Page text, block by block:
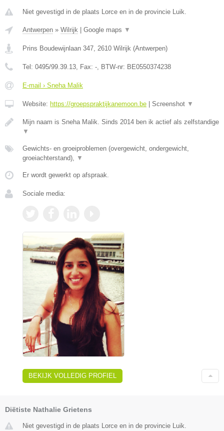
Niet gevestigd in de plaats Lorce en in de provincie Luik.
Antwerpen » Wilrijk Google maps ▼
Prins Boudewijnlaan 347, 2610 Wilrijk (Antwerpen)
Tel: 0495/99.39.13, Fax: -, BTW-nr: BE0550374238
E-mail › Sneha Malik
Website: https://groepspraktijkanemoon.be Screenshot ▼
Mijn naam is Sneha Malik. Sinds 2014 ben ik actief als zelfstandige
▼
Gewichts- en groeiproblemen (overgewicht, ondergewicht,
groeiachterstand), ▼
Er wordt gewerkt op afspraak.
Sociale media:
BEKIJK VOLLEDIG PROFIEL
Diëtiste Nathalie Grietens
Niet gevestigd in de plaats Lorce en in de provincie Luik.